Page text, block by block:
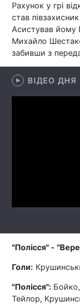
Техно і зв'язок
Зброя
Здоров'я
Цікавинки
Рахунок у грі
став
Асистував йому
Михайло
забивши з
ВІДЕО ДНЯ
"Полісся" -
Голи:
"Полісся":
Тейлор,